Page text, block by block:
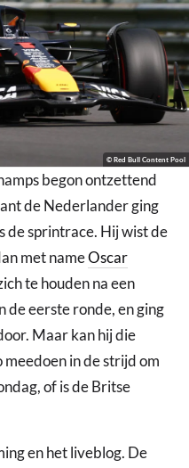
© Red Bull Content Pool
begon ontzettend
de Nederlander ging
de sprintrace. Hij wist de
met nameOscar
te houden na een
de eerste ronde, en ging
Maar kan hij die
in de strijd om
of is de Britse
en het liveblog. De